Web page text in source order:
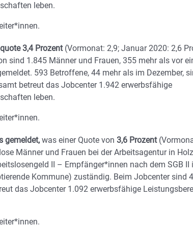
leben.
3,4 Prozent (Vormonat: 2,9; Januar 2020: 2,6
sind 1.845 Männer und Frauen, 355 mehr als vor
593 Betroffene, 44 mehr als im Dezember,
betreut das Jobcenter 1.942 erwerbsfähige
leben.
gemeldet, was einer Quote von 3,6 Prozent
Männer und Frauen bei der Arbeitsagentur in
II – Empfänger*innen nach dem SGB II
Kommune) zuständig. Beim Jobcenter sind
das Jobcenter 1.092 erwerbsfähige